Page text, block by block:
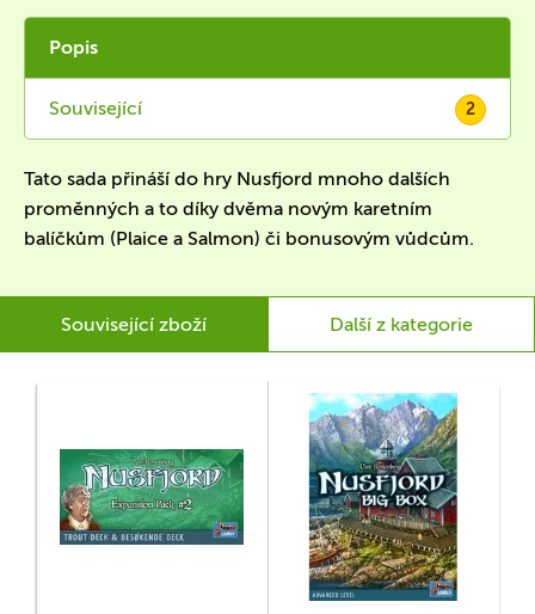
Popis
Související 2
Tato sada přináší do hry Nusfjord mnoho dalších
proměnných a to díky dvěma novým karetním
balíčkům (Plaice a Salmon) či bonusovým vůdcům.
Související zboží Další z kategorie